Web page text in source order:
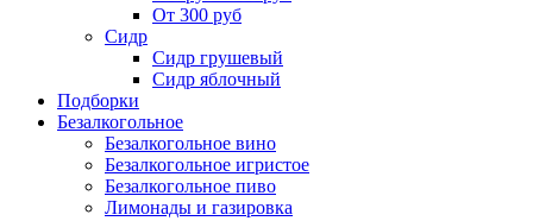
От 300 руб
Сидр
Сидр грушевый
Сидр яблочный
Подборки
Безалкогольное
Безалкогольное вино
Безалкогольное игристое
Безалкогольное пиво
Лимонады и газировка